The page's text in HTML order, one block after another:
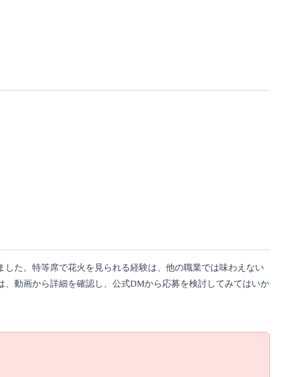
た。特等席で花火を見られる経験は、他の職業では味わえない
動画から詳細を確認し、公式DMから応募を検討してみてはいか